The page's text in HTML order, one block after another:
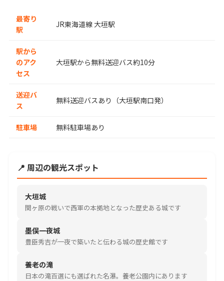
最寄り
駅
JR東海道線 大垣駅
駅から
のアク
セス
大垣駅から無料送迎バス約10分
送迎バ
ス
無料送迎バスあり（大垣駅南口発）
駐車場 無料駐車場あり
📍 周辺の観光スポット
大垣城
関ヶ原の戦いで西軍の本拠地となった歴史ある城です
墨俣一夜城
豊臣秀吉が一夜で築いたと伝わる城の歴史館です
養老の滝
日本の滝百選にも選ばれた名瀑。養老公園内にあります